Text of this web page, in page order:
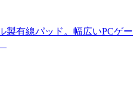
製有線パッド。幅広いPCゲー